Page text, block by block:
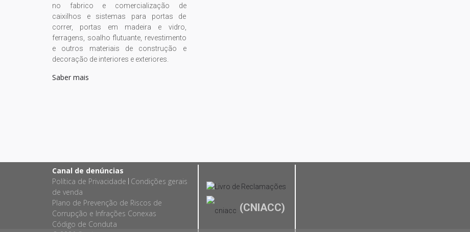
no fabrico e comercialização de
caixilhos e sistemas para portas de
correr, portas em madeira e vidro,
ferragens, soalho flutuante, revestimento
e outros materiais de construção e
decoração de interiores e exteriores.
Saber mais
Canal de denúncias
Política de Privacidade Condições gerais
de venda
Plano de Prevenção de Riscos de
Corrupção e Infrações Conexas
Código de Conduta
(CNIACC)